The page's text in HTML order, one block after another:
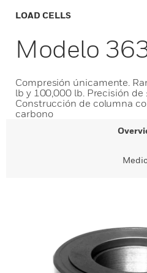
LOAD CELLS
Modelo
Compresión únicamente.
lb y 100,000 lb. Precisión de
Construcción de columna
carbono